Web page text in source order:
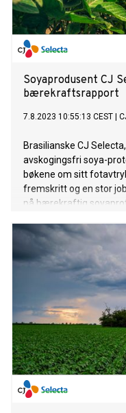
Soyaprodusent CJ
bærekraftsrapport
7.8.2023 10:55:13 CEST
Brasilianske CJ
avskogingsfri soya-
bøkene om sitt
fremskritt og en stor
på bærekraftig